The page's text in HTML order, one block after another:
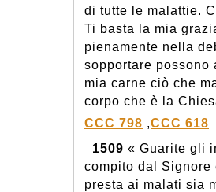
di tutte le malattie.
Ti basta la mia
pienamente nella
sopportare possono
mia carne ciò che
corpo che è la
CCC 798 ,CCC 618
1509 « Guarite gli
compito dal
presta ai malati sia